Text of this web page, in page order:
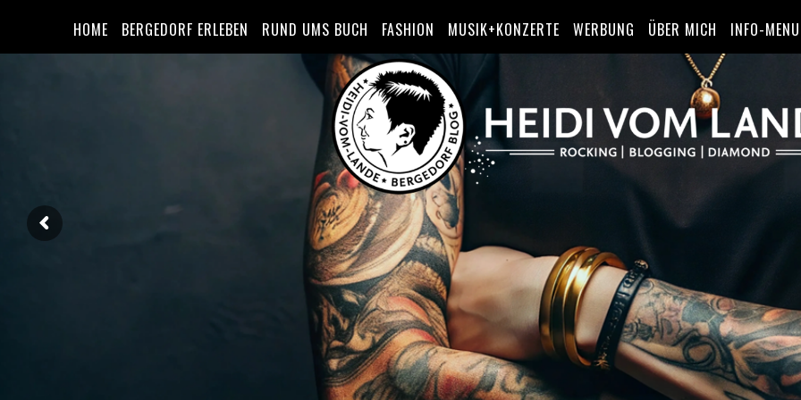
HOME BERGEDORF ERLEBEN RUND UMS BUCH FASHION MUSIK+KONZERTE WERBUNG ÜBER MICH INFO-